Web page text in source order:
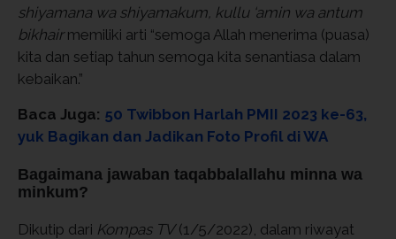
shiyamana wa shiyamakum, kullu ‘amin wa antum
bikhairmemiliki arti “semoga Allah menerima (puasa)
kita dan setiap tahun semoga kita senantiasa dalam
kebaikan.”
Baca Juga: 50 Twibbon Harlah PMII 2023 ke-63,
yuk Bagikan dan Jadikan Foto Profil di WA
Bagaimana jawaban taqabbalallahu minna wa
minkum?
Dikutip dari Kompas TV(1/5/2022), dalam riwayat